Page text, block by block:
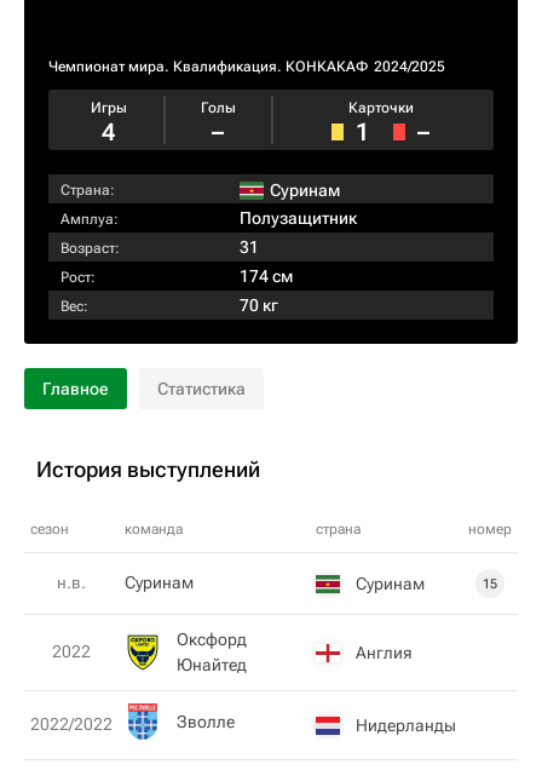
Чемпионат мира. Квалификация. КОНКАКАФ 2024/2025
Игры
4
Голы
–
Карточки
1 –
Страна: Суринам
Амплуа: Полузащитник
Возраст: 31
Рост: 174 см
Вес: 70 кг
Главное Статистика
История выступлений
сезон команда страна номер
н.в. Суринам Суринам 15
2022
Оксфорд
Юнайтед
Англия
2022/2022 Зволле Нидерланды